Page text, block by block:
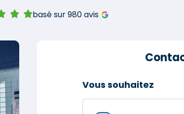
basé sur 980 avis
Vous souhaitez